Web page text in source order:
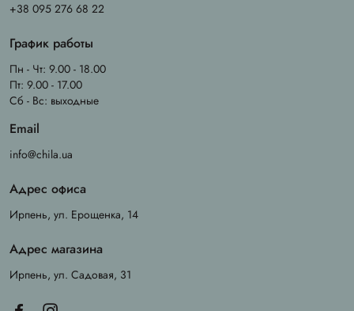
+38 095 276 68 22
График работы
Пн - Чт: 9.00 - 18.00
Пт: 9.00 - 17.00
Сб - Вс: выходные
Email
info@chila.ua
Адрес офиса
Ирпень, ул. Ерощенка, 14
Адрес магазина
Ирпень, ул. Садовая, 31